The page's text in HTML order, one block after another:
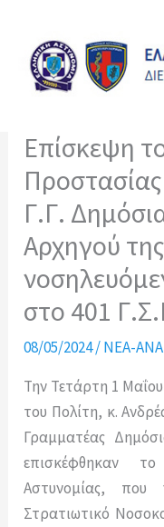
περιεχόμενο
Επίσκεψη
Γ.Γ.
Αρχηγού
στο 401
08/05/2024/ΝΕΑ-
Την Τετάρτη 1
του Πολίτη, κ.
Γραμματέας
επισκέφθηκαν
Αστυνομίας, που
Στρατιωτικό